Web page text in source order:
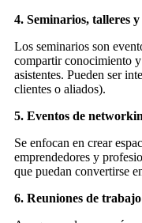
4. Seminarios, talleres
Los seminarios son
compartir conocimiento
asistentes. Pueden ser
clientes o aliados).
5. Eventos de
Se enfocan en crear
emprendedores y
que puedan convertirse
6. Reuniones de